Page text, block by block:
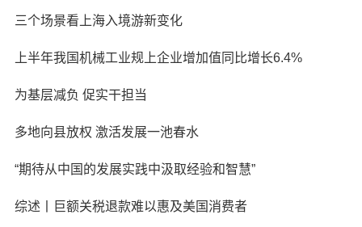
三个场景看上海入境游新变化
上半年我国机械工业规上企业增加值同比增长6.4%
为基层减负 促实干担当
多地向县放权 激活发展一池春水
“期待从中国的发展实践中汲取经验和智慧”
综述丨巨额关税退款难以惠及美国消费者